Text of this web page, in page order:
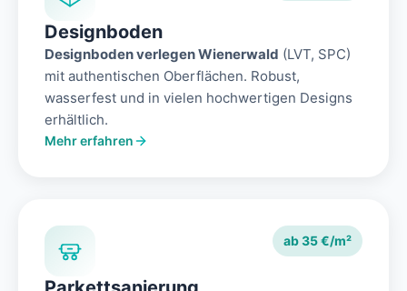
Designboden
Designboden verlegen Wienerwald (LVT, SPC)
mit authentischen Oberflächen. Robust,
wasserfest und in vielen hochwertigen Designs
erhältlich.
Mehr erfahren
ab 35 €/m²